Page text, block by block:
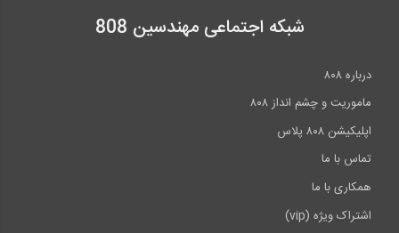
شبکه اجتماعی مهندسین 808
درباره ۸۰۸
ماموریت و چشم انداز ۸۰۸
اپلیکیشن ۸۰۸ پلاس
تماس با ما
همکاری با ما
اشتراک ویژه (vip)